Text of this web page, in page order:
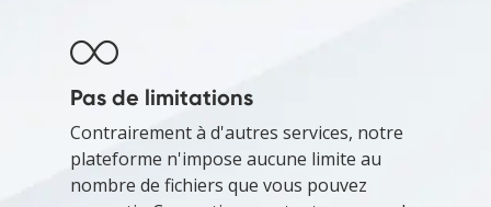
Pas de limitations
Contrairement à d'autres services, notre
plateforme n'impose aucune limite au
nombre de fichiers que vous pouvez